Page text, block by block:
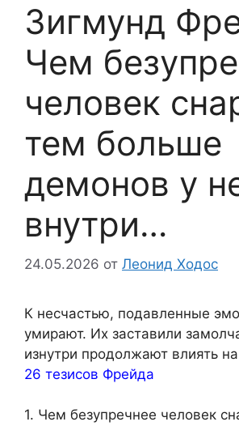
Зигмунд
Чем
человек
тем больше
демонов у
внутри…
24.05.2026 от Леонид Ходос
К несчастью, подавленные
умирают. Их заставили
изнутри продолжают влиять
26 тезисов Фрейда
1. Чем безупречнее человек